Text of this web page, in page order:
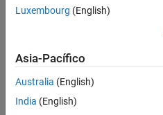
Luxembourg (English)
Asia-Pacífico
Australia (English)
India (English)